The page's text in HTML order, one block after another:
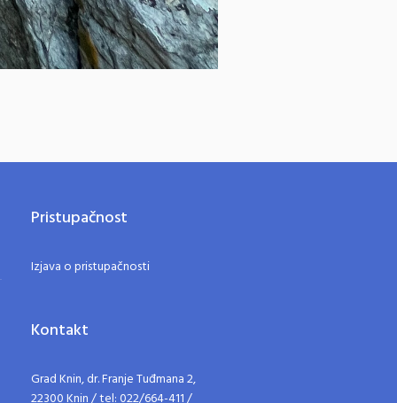
Pristupačnost
Izjava o pristupačnosti
Kontakt
Grad Knin, dr. Franje Tuđmana 2,